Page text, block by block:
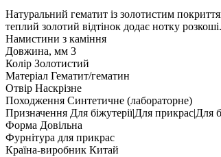
Натуральний гематит із золотистим
теплий золотий відтінок додає нотку
Намистини з каміння
Довжина, мм 3
Колір Золотистий
Матеріал Гематит/гематин
Отвір Наскрізне
Походження Синтетичне (лабораторне)
Призначення Для біжутерії|Для прикрас|Для
Форма Довільна
Фурнітура для прикрас
Країна-виробник Китай